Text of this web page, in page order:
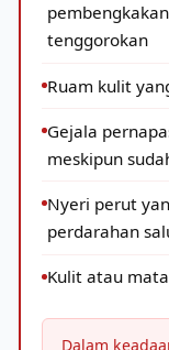
tenggorokan
Ruam kulit
Gejala
meskipun
Nyeri perut
perdarahan
Kulit atau
Dalam